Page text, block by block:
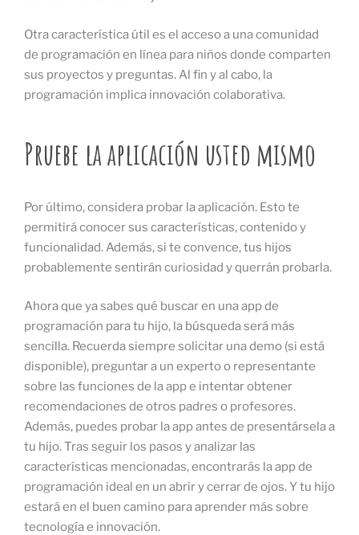
Otra característica útil es el acceso a una comunidad
de programación en línea para niños donde comparten
sus proyectos y preguntas. Al fin y al cabo, la
programación implica innovación colaborativa.
Pruebe la aplicación usted mismo
Por último, considera probar la aplicación. Esto te
permitirá conocer sus características, contenido y
funcionalidad. Además, si te convence, tus hijos
probablemente sentirán curiosidad y querrán probarla.
Ahora que ya sabes qué buscar en una app de
programación para tu hijo, la búsqueda será más
sencilla. Recuerda siempre solicitar una demo (si está
disponible), preguntar a un experto o representante
sobre las funciones de la app e intentar obtener
recomendaciones de otros padres o profesores.
Además, puedes probar la app antes de presentársela a
tu hijo. Tras seguir los pasos y analizar las
características mencionadas, encontrarás la app de
programación ideal en un abrir y cerrar de ojos. Y tu hijo
estará en el buen camino para aprender más sobre
tecnología e innovación.